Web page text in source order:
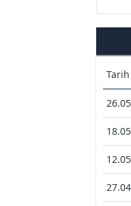
Tarih